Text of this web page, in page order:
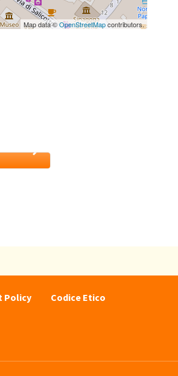
Map data ©OpenStreetMapcontributors.
Policy Codice Etico